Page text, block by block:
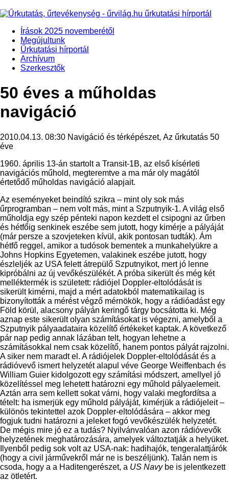
Írások 2025 novemberétől
Megújultunk
Űrkutatási hírportál
Archívum
Szerkesztők
50 éves a műholdas
navigáció
2010.04.13. 08:30 Navigáció és térképészet, Az űrkutatás 50
éve
1960. április 13-án startolt a Transit-1B, az első kísérleti
navigációs műhold, megteremtve a ma már oly magától
értetődő műholdas navigáció alapjait.
Az eseményeket beindító szikra – mint oly sok más
űrprogramban – nem volt más, mint a Szputnyik-1. A világ első
műholdja egy szép pénteki napon kezdett el csipogni az űrben
és hétfőig senkinek eszébe sem jutott, hogy kimérje a pályáját
(már persze a szovjeteken kívül, akik pontosan tudták). Ám
hétfő reggel, amikor a tudósok bementek a munkahelyükre a
Johns Hopkins Egyetemen, valakinek eszébe jutott, hogy
észleljék az USA felett átrepülő Szputnyikot, mert jó lenne
kipróbálni az új vevőkészülékét. A próba sikerült és még két
melléktermék is született: rádiójel Doppler-eltolódását is
sikerült kimérni, majd a mért adatokból matematikailag is
bizonyították a mérést végző mérnökök, hogy a rádióadást egy
Föld körül, alacsony pályán keringő tárgy bocsátotta ki. Még
aznap este sikerült olyan számításokat is végezni, amelyből a
Szputnyik pályaadataira közelítő értékeket kaptak. A következő
pár nap pedig annak lázában telt, hogyan lehetne a
számításokkal nem csak közelítő, hanem pontos pályát rajzolni.
A siker nem maradt el. A rádiójelek Doppler-eltolódását és a
rádióvevő ismert helyzetét alapul véve George Weiffenbach és
William Guier kidolgozott egy számítási módszert, amellyel jó
közelítéssel meg lehetett határozni egy műhold pályaelemeit.
Aztán arra sem kellett sokat várni, hogy valaki megfordítsa a
tételt: ha ismerjük egy műhold pályáját, kimérjük a rádiójeleit –
különös tekintettel azok Doppler-eltolódására – akkor meg
fogjuk tudni határozni a jeleket fogó vevőkészülék helyzetét.
De mégis mire jó ez a tudás? Nyilvánvalóan azon rádióvevők
helyzetének meghatározására, amelyek változtatják a helyüket.
Ilyenből pedig sok volt az USA-nak: hadihajók, tengeralattjárók
(hogy a civil járművekről már ne is beszéljünk). Talán nem is
csoda, hogy a a Haditengerészet, a US Navybe is jelentkezett
az ötletért.